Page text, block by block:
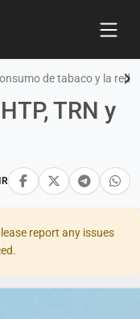
de tabaco y la
TRN y
report any issues